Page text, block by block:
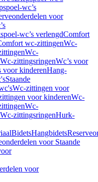
wc’s
voor
wc’s verlengdComfort
wc-zittingenWc-
Wc-
zittingsringenWc’s voor
voor kinderenHang-
Staande
Wc-zittingen voor
voor kinderenWc-
Wc-
zittingsringenHurk-
BidetsHangbidets
voor Staande
voor